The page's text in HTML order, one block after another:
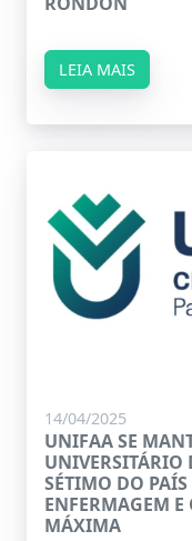
LEIA MAIS
14/04/2025
UNIFAA SE
UNIVERSITÁRIO
SÉTIMO DO
ENFERMAGEM
MÁXIMA